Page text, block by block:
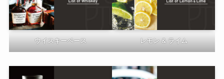
ウイスキーベース レモン & ライム